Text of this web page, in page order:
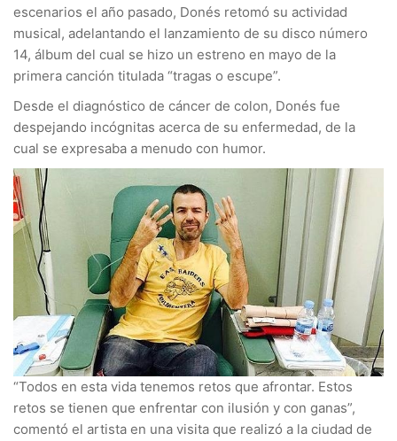
escenarios el año pasado, Donés retomó su actividad
musical, adelantando el lanzamiento de su disco número
14, álbum del cual se hizo un estreno en mayo de la
primera canción titulada “tragas o escupe”.
Desde el diagnóstico de cáncer de colon, Donés fue
despejando incógnitas acerca de su enfermedad, de la
cual se expresaba a menudo con humor.
“Todos en esta vida tenemos retos que afrontar. Estos
retos se tienen que enfrentar con ilusión y con ganas”,
comentó el artista en una visita que realizó a la ciudad de